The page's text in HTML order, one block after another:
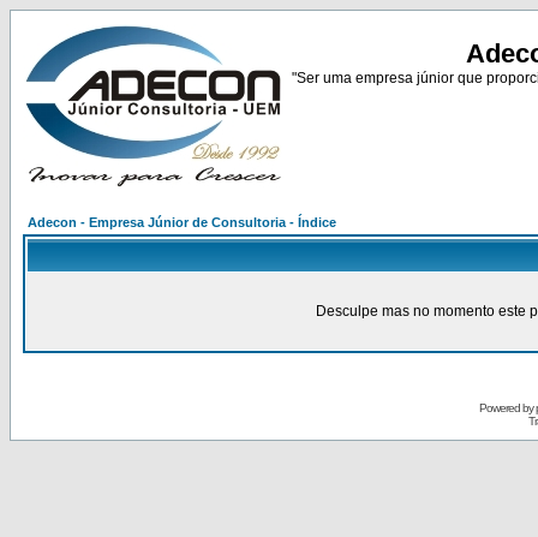
"Ser uma empresa júnior que
Adecon - Empresa Júnior de Consultoria - Índice
Desculpe mas no momento este
Powered by